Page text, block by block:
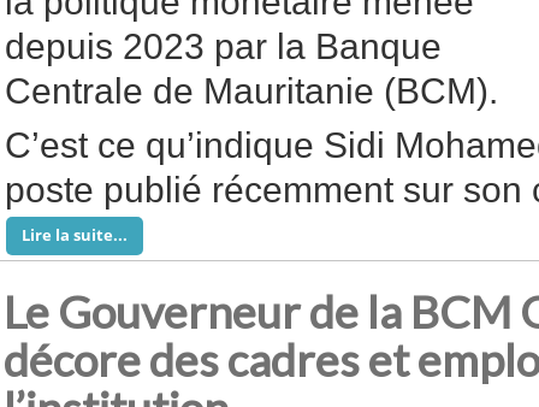
depuis 2023 par la Banque
Centrale de Mauritanie (BCM).
C’est ce qu’indique Sidi
poste publié récemment sur
Lire la suite...
Le Gouverneur de la BCM
décore des cadres et